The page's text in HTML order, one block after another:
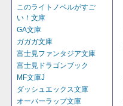
このライトノベルがすご
い！文庫
GA文庫
ガガガ文庫
富士見ファンタジア文庫
富士見ドラゴンブック
MF文庫J
ダッシュエックス文庫
オーバーラップ文庫